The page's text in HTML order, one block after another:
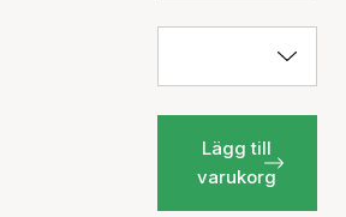
Lägg till
varukorg